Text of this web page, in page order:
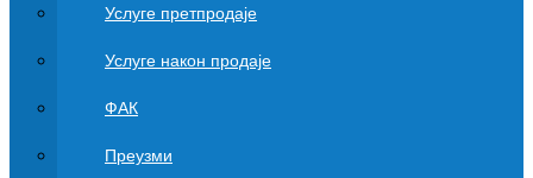
Услуге претпродаје
Услуге након продаје
ФАК
Преузми